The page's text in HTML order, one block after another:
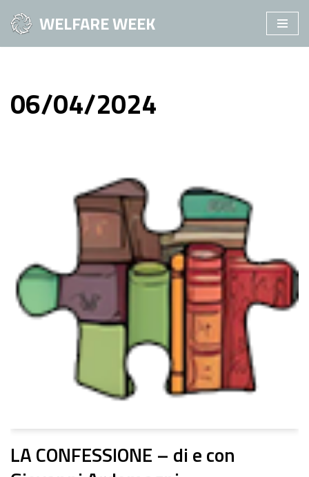
Vai
WELFARE WEEK
06/04/2024
LA CONFESSIONE – di e con